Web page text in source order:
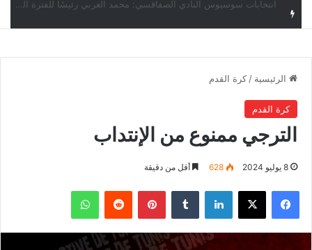
الرئيسية / كرة القدم
كرة القدم
الترجي ممنوع من الإنتداب
8 يوليو 2024 628 أقل من دقيقة
فيسبوك ‫X لينكدإن بينتيريست واتساب